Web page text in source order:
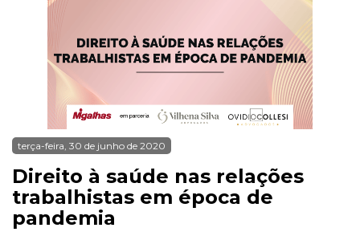
terça-feira, 30 de junho de 2020
Direito à saúde nas relações
trabalhistas em época de
pandemia